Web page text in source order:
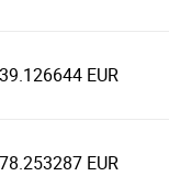
39.126644 EUR
78.253287 EUR